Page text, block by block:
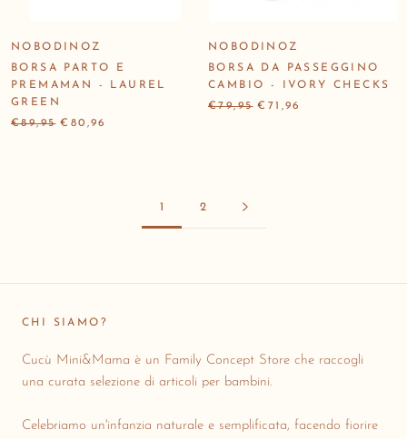
NOBODINOZ
BORSA PARTO E
PREMAMAN - LAUREL
GREEN
€89,95 €80,96
NOBODINOZ
BORSA DA PASSEGGINO
CAMBIO - IVORY CHECKS
€79,95 €71,96
1 2
CHI SIAMO?
Cucù Mini&Mama è un Family Concept Store che raccogli
una curata selezione di articoli per bambini.
Celebriamo un'infanzia naturale e semplificata, facendo fiorire